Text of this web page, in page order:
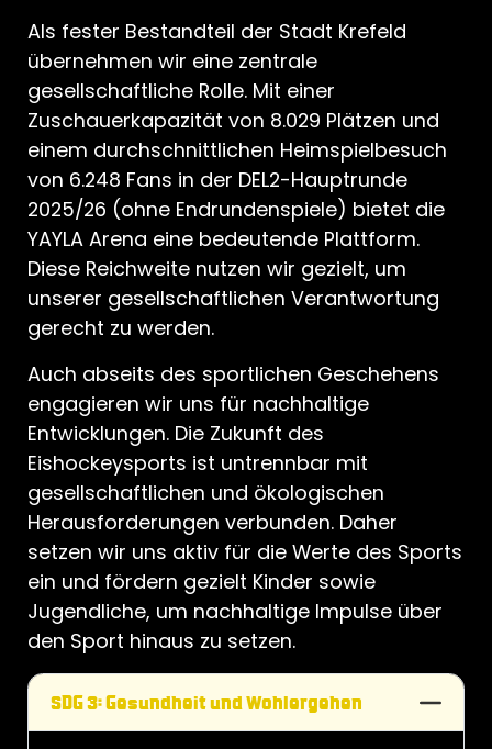
Als fester Bestandteil der Stadt Krefeld
übernehmen wir eine zentrale
gesellschaftliche Rolle. Mit einer
Zuschauerkapazität von 8.029 Plätzen und
einem durchschnittlichen Heimspielbesuch
von 6.248 Fans in der DEL2-Hauptrunde
2025/26 (ohne Endrundenspiele) bietet die
YAYLA Arena eine bedeutende Plattform.
Diese Reichweite nutzen wir gezielt, um
unserer gesellschaftlichen Verantwortung
gerecht zu werden.
Auch abseits des sportlichen Geschehens
engagieren wir uns für nachhaltige
Entwicklungen. Die Zukunft des
Eishockeysports ist untrennbar mit
gesellschaftlichen und ökologischen
Herausforderungen verbunden. Daher
setzen wir uns aktiv für die Werte des Sports
ein und fördern gezielt Kinder sowie
Jugendliche, um nachhaltige Impulse über
den Sport hinaus zu setzen.
SDG 3: Gesundheit und Wohlergehen